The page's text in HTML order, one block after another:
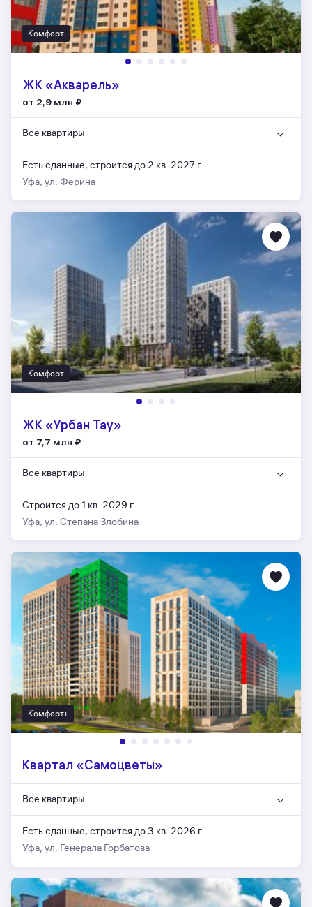
Комфорт
ЖК «Акварель»
от 2,9 млн ₽
Все квартиры
Есть сданные, строится до 2 кв. 2027 г.
Уфа, ул. Ферина
Комфорт
ЖК «Урбан Тау»
от 7,7 млн ₽
Все квартиры
Строится до 1 кв. 2029 г.
Уфа, ул. Степана Злобина
Комфорт+
Квартал «Самоцветы»
Все квартиры
Есть сданные, строится до 3 кв. 2026 г.
Уфа, ул. Генерала Горбатова